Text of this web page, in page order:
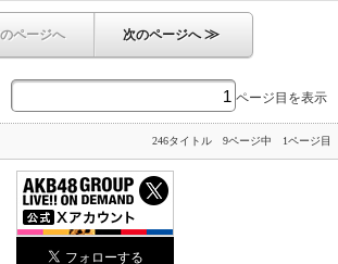
ページへ 次のページへ≫
ページ目を表示
246タイトル 9ページ中 1ページ目